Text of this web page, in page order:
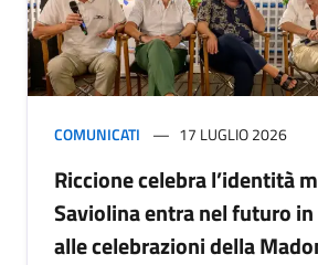
COMUNICATI 17 LUGLIO 2026
Riccione celebra l’identità
Saviolina entra nel futuro in
alle celebrazioni della